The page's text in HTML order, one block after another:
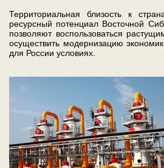
Территориальная близость к
ресурсный потенциал Восточной
позволяют воспользоваться
осуществить модернизацию
для России условиях.